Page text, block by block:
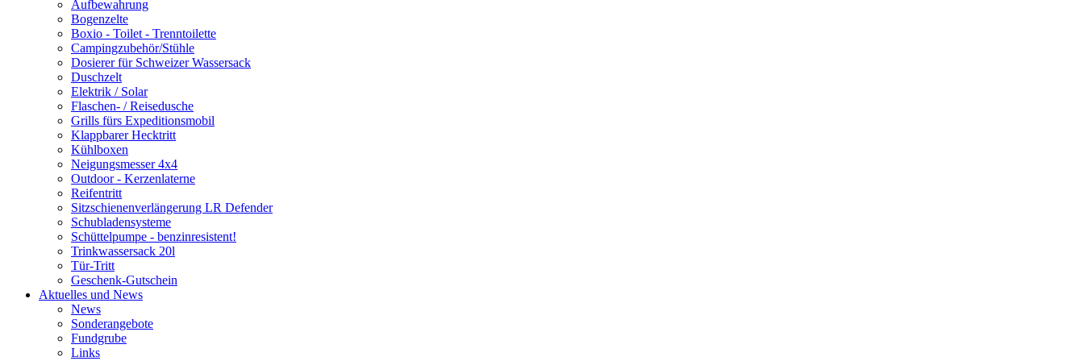
Aufbewahrung
Bogenzelte
Boxio - Toilet - Trenntoilette
Campingzubehör/Stühle
Dosierer für Schweizer Wassersack
Duschzelt
Elektrik / Solar
Flaschen- / Reisedusche
Grills fürs Expeditionsmobil
Klappbarer Hecktritt
Kühlboxen
Neigungsmesser 4x4
Outdoor - Kerzenlaterne
Reifentritt
Sitzschienenverlängerung LR Defender
Schubladensysteme
Schüttelpumpe - benzinresistent!
Trinkwassersack 20l
Tür-Tritt
Geschenk-Gutschein
Aktuelles und News
News
Sonderangebote
Fundgrube
Links